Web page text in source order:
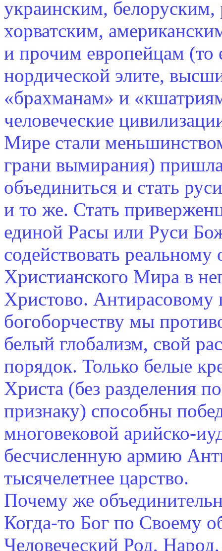
украинским,
хорватским,
и прочим европейцам (то
нордической элите,
«брахманам» и
человеческие
Мире стали
грани вымирания)
объединиться и стать
и то же. Стать
единой Расы или Руси
содействовать
Христианского Мира в
Христово. Антирасовому
богоборчеству мы
белый глобализм, свой
порядок. Только белые
Христа (без разделения
признаку) способны
многовековой арийско-
бесчисленную армию
тысячелетнее царство.
Почему же
Когда-то Бог по Своему
Человеческий Род,